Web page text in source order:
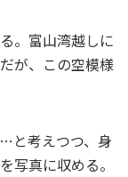
。富山湾越しに
が、この空模様
と考えつつ、身
写真に収める。